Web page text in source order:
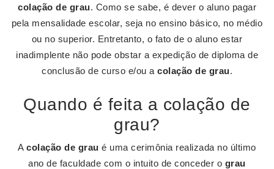
colação de grau. Como se sabe, é dever o aluno pagar
pela mensalidade escolar, seja no ensino básico, no médio
ou no superior. Entretanto, o fato de o aluno estar
inadimplente não pode obstar a expedição de diploma de
conclusão de curso e/ou a colação de grau.
Quando é feita a colação de
grau?
Acolação de grau é uma cerimônia realizada no último
ano de faculdade com o intuito de conceder o grau